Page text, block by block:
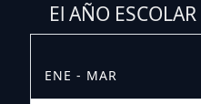
El AÑO ESCOLAR
ENE - MAR